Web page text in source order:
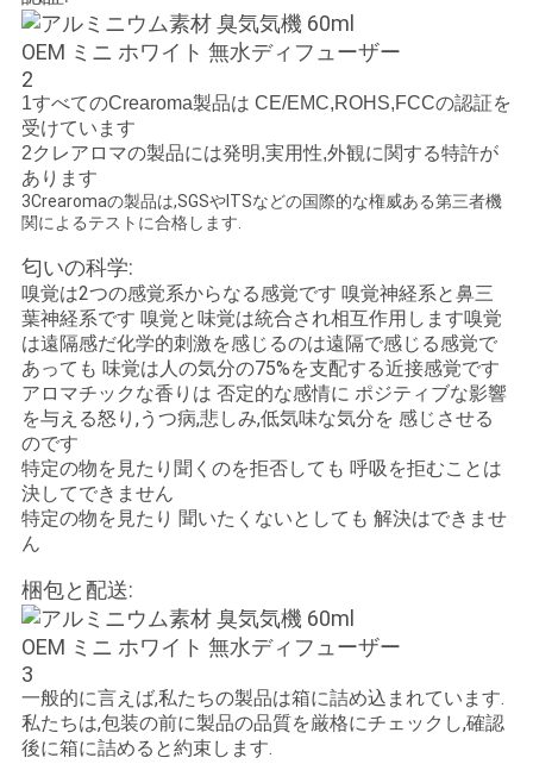
1すべてのCrearoma製品は CE/EMC,ROHS,FCCの認証を
受けています
2クレアロマの製品には発明,実用性,外観に関する特許が
あります
3Crearomaの製品は,SGSやITSなどの国際的な権威ある第三者機
関によるテストに合格します.
匂いの科学:
嗅覚は2つの感覚系からなる感覚です 嗅覚神経系と鼻三
葉神経系です 嗅覚と味覚は統合され相互作用します嗅覚
は遠隔感だ化学的刺激を感じるのは遠隔で感じる感覚で
あっても 味覚は人の気分の75%を支配する近接感覚です
アロマチックな香りは 否定的な感情に ポジティブな影響
を与える怒り,うつ病,悲しみ,低気味な気分を 感じさせる
のです
特定の物を見たり聞くのを拒否しても 呼吸を拒むことは
決してできません
特定の物を見たり 聞いたくないとしても 解決はできませ
ん
梱包と配送:
一般的に言えば,私たちの製品は箱に詰め込まれています.
私たちは,包装の前に製品の品質を厳格にチェックし,確認
後に箱に詰めると約束します.